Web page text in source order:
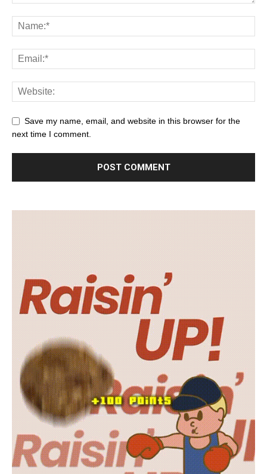
Save my name, email, and website in this browser for the
next time I comment.